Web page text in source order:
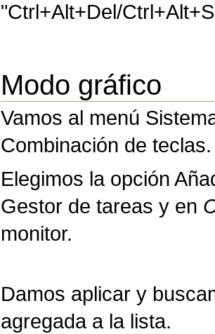
"Ctrl+Alt+Del/
Modo gráfico
Vamos al menú
Combinación de teclas.
Elegimos la opción
Gestor de tareas y en
monitor.
Damos aplicar y
agregada a la lista.